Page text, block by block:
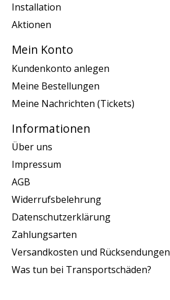
Installation
Aktionen
Mein Konto
Kundenkonto anlegen
Meine Bestellungen
Meine Nachrichten (Tickets)
Informationen
Über uns
Impressum
AGB
Widerrufsbelehrung
Datenschutzerklärung
Zahlungsarten
Versandkosten und Rücksendungen
Was tun bei Transportschäden?